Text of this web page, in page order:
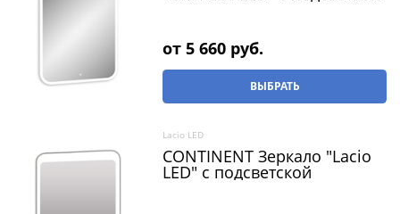
от5 660 руб.
ВЫБРАТЬ
Lacio LED
CONTINENT Зеркало "Lacio
LED" с подсветской